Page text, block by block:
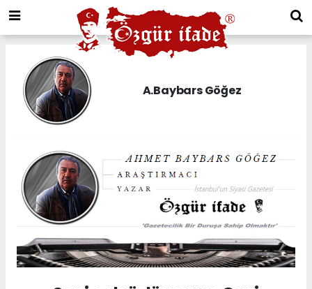
A.Baybars Göğez